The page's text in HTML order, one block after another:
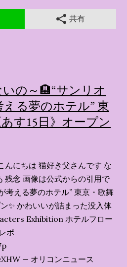
共有
の～🏨“サンリオ
る夢のホテル” 東
す15日》オープン
んにちは 猫好き父さんです な
残念 画像は公式からの引用で
考える夢のホテル” 東京・歌舞
✨️ かわいいが詰まった没入体
Exhibition ホテルフロー
ポ
— オリコンニュース